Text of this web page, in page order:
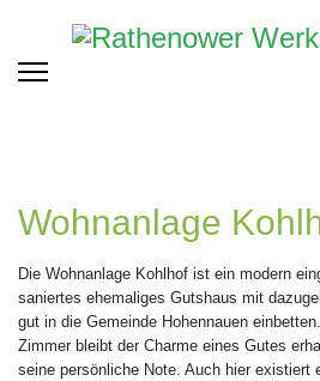
Wohnanlage
Die Wohnanlage Kohlhof ist ein modern
saniertes ehemaliges Gutshaus mit
gut in die Gemeinde Hohennauen
Zimmer bleibt der Charme eines Gutes
seine persönliche Note. Auch hier existiert